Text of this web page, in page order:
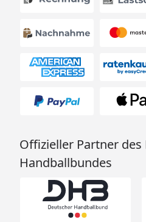
Offizieller Partner des
Handballbundes